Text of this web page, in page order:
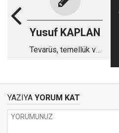
Yusuf KAPLAN
Tevarüs, temellük ve
YAZIYA YORUM KAT